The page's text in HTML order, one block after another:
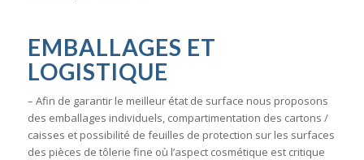
EMBALLAGES ET
LOGISTIQUE
– Afin de garantir le meilleur état de surface nous proposons
des emballages individuels, compartimentation des cartons /
caisses et possibilité de feuilles de protection sur les surfaces
des pièces de tôlerie fine où l’aspect cosmétique est critique